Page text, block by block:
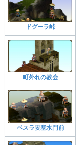
ドグーラ峠
町外れの教会
ベスラ要塞水門前